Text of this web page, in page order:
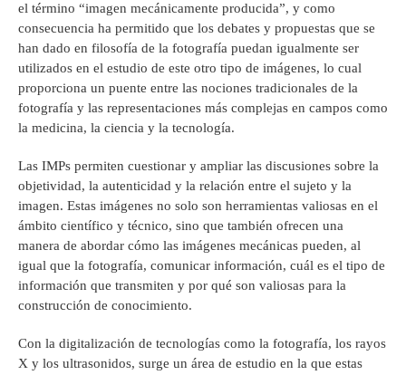
el término “imagen mecánicamente producida”, y como
consecuencia ha permitido que los debates y propuestas que se
han dado en filosofía de la fotografía puedan igualmente ser
utilizados en el estudio de este otro tipo de imágenes, lo cual
proporciona un puente entre las nociones tradicionales de la
fotografía y las representaciones más complejas en campos como
la medicina, la ciencia y la tecnología.
Las IMPs permiten cuestionar y ampliar las discusiones sobre la
objetividad, la autenticidad y la relación entre el sujeto y la
imagen. Estas imágenes no solo son herramientas valiosas en el
ámbito científico y técnico, sino que también ofrecen una
manera de abordar cómo las imágenes mecánicas pueden, al
igual que la fotografía, comunicar información, cuál es el tipo de
información que transmiten y por qué son valiosas para la
construcción de conocimiento.
Con la digitalización de tecnologías como la fotografía, los rayos
X y los ultrasonidos, surge un área de estudio en la que estas